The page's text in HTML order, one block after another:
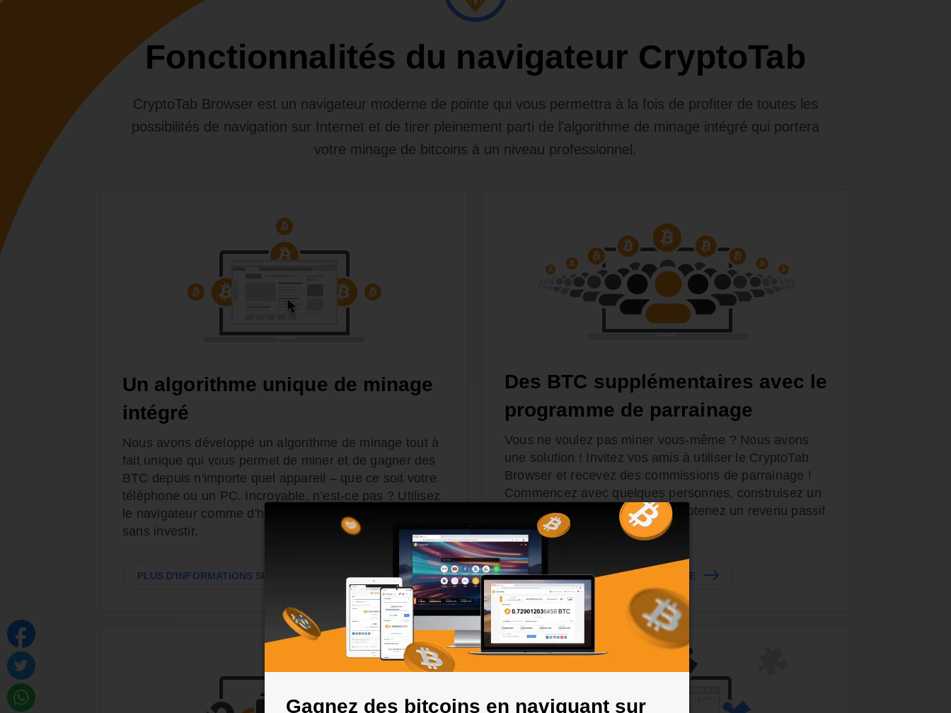
Gagnez des bitcoins en naviguant sur
Fonctionnalités du navigateur CryptoTab
CryptoTab Browser est un navigateur moderne de pointe qui vous permettra à la fois de profiter de toutes les
possibilités de navigation sur Internet et de tirer pleinement parti de l'algorithme de minage intégré qui portera
votre minage de bitcoins à un niveau professionnel.
Un algorithme unique de minage
intégré
Nous avons développé un algorithme de minage tout à
fait unique qui vous permet de miner et de gagner des
BTC depuis n'importe quel appareil – que ce soit votre
téléphone ou un PC. Incroyable, n’est-ce pas ? Utilisez
le navigateur comme d'habitude et obtenez des bitcoins
sans investir.
PLUS D'INFORMATIONS SUR LES GAINS
Des BTC supplémentaires avec le
programme de parrainage
Vous ne voulez pas miner vous-même ? Nous avons
une solution ! Invitez vos amis à utiliser le CryptoTab
Browser et recevez des commissions de parrainage !
Commencez avec quelques personnes, construisez un
puissant réseau de minage et obtenez un revenu passif
stable en BTC.
PLUS D'INFOS SUR LE PARRAINAGE